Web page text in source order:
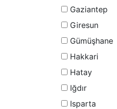
Gaziantep
Giresun
Gümüşhane
Hakkari
Hatay
Iğdır
Isparta